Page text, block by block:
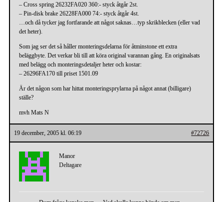
– Cross spring 26232FA020 360:- styck åtgår 2st.
– Pin-disk brake 26228FA000 74:- styck åtgår 4st.
…och då tycker jag fortfarande att något saknas…typ skrikblecken (eller vad
det heter).
Som jag ser det så håller monteringsdelarna för åtminstone ett extra
beläggbyte. Det verkar bli till att köra original varannan gång. En originalsats
med belägg och monteringsdetaljer heter och kostar:
– 26296FA170 till priset 1501.09
Är det någon som har hittat monteringsprylarna på något annat (billigare)
ställe?
mvh Mats N
19 december, 2005 kl. 06:19 #72726
Manor
Deltagare